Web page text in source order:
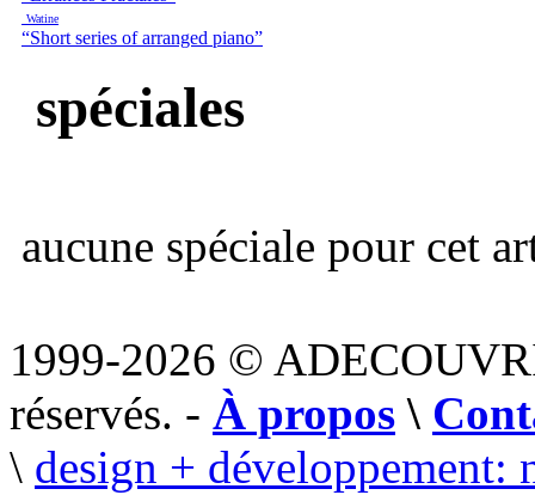
Watine
“Short series of arranged piano”
spéciales
aucune spéciale pour cet
1999-2026 ©
réservés. - À propos \
\ design + développement: